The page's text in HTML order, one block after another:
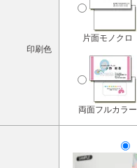
印刷色
片面モノクロ
両面フルカラー